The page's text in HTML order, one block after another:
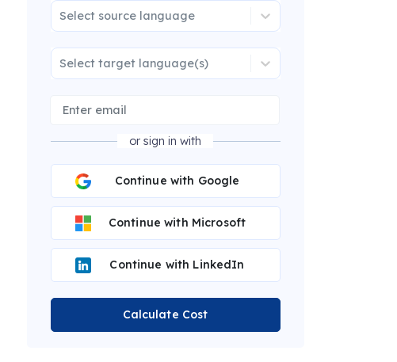
Select source language
Select target language(s)
or sign in with
Continue with Google
Continue with Microsoft
Continue with LinkedIn
Calculate Cost